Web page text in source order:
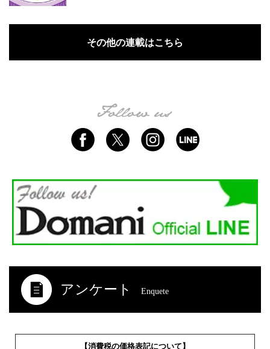
その他の連載はこちら
アンケート Enquete
【消費税の価格表記について】